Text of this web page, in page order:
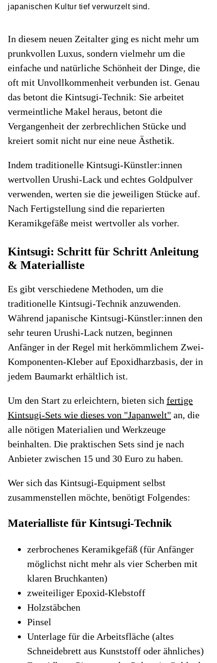
japanischen Kultur tief verwurzelt sind.
In diesem neuen Zeitalter ging es nicht mehr um
prunkvollen Luxus, sondern vielmehr um die
einfache und natürliche Schönheit der Dinge, die
oft mit Unvollkommenheit verbunden ist. Genau
das betont die Kintsugi-Technik: Sie arbeitet
vermeintliche Makel heraus, betont die
Vergangenheit der zerbrechlichen Stücke und
kreiert somit nicht nur eine neue Ästhetik.
Indem traditionelle Kintsugi-Künstler:innen
wertvollen Urushi-Lack und echtes Goldpulver
verwenden, werten sie die jeweiligen Stücke auf.
Nach Fertigstellung sind die reparierten
Keramikgefäße meist wertvoller als vorher.
Kintsugi: Schritt für Schritt Anleitung
& Materialliste
Es gibt verschiedene Methoden, um die
traditionelle Kintsugi-Technik anzuwenden.
Während japanische Kintsugi-Künstler:innen den
sehr teuren Urushi-Lack nutzen, beginnen
Anfänger in der Regel mit herkömmlichem Zwei-
Komponenten-Kleber auf Epoxidharzbasis, der in
jedem Baumarkt erhältlich ist.
Um den Start zu erleichtern, bieten sich fertige
Kintsugi-Sets wie dieses von "Japanwelt" an, die
alle nötigen Materialien und Werkzeuge
beinhalten. Die praktischen Sets sind je nach
Anbieter zwischen 15 und 30 Euro zu haben.
Wer sich das Kintsugi-Equipment selbst
zusammenstellen möchte, benötigt Folgendes:
Materialliste für Kintsugi-Technik
zerbrochenes Keramikgefäß (für Anfänger
möglichst nicht mehr als vier Scherben mit
klaren Bruchkanten)
zweiteiliger Epoxid-Klebstoff
Holzstäbchen
Pinsel
Unterlage für die Arbeitsfläche (altes
Schneidebrett aus Kunststoff oder ähnliches)